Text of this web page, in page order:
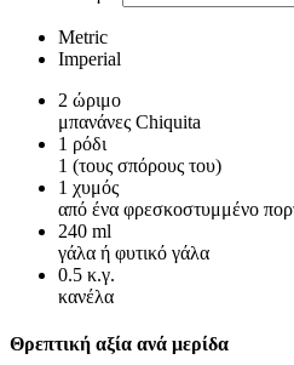
Metric
Imperial
2 ώριμο
μπανάνες Chiquita
1 ρόδι
1 (τους σπόρους του)
1 χυμός
από ένα φρεσκοστυμμένο
240 ml
γάλα ή φυτικό γάλα
0.5 κ.γ.
κανέλα
Θρεπτική αξία ανά μερίδα